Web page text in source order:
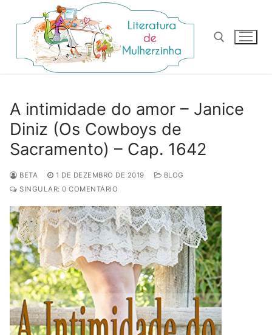
para
conteúdo
A intimidade do amor – Janice
Diniz (Os Cowboys de
Sacramento) – Cap. 1642
BETA 1 DE DEZEMBRO DE 2019
BLOG
SINGULAR: 0 COMENTÁRIO